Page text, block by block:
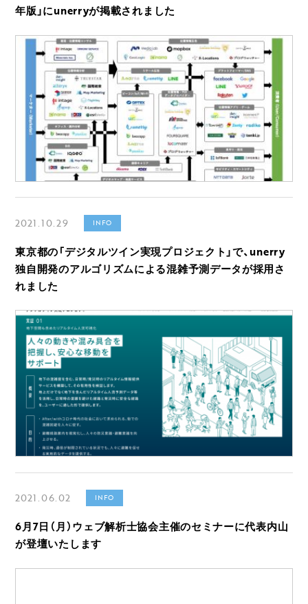
年版」にunerryが掲載されました
2021.10.29 INFO
東京都の「デジタルツイン実現プロジェクト」で、unerry
独自開発のアルゴリズムによる混雑予測データが採用さ
れました
2021.06.02 INFO
6月7日（月）ウェブ解析士協会主催のセミナーに代表内山
が登壇いたします